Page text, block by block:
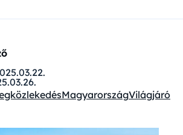
MagyarországVilágjáró